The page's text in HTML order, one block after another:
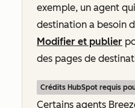
exemple, un agent
destination a besoin
Modifier et publier
des pages de
Crédits HubSpot requis
Certains agents